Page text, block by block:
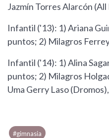
Jazmín Torres Alarcón (All
Infantil ('13): 1) Ariana
puntos; 2) Milagros
Infantil ('14): 1) Alina
puntos; 2) Milagros
Uma Gerry Laso
#gimnasia